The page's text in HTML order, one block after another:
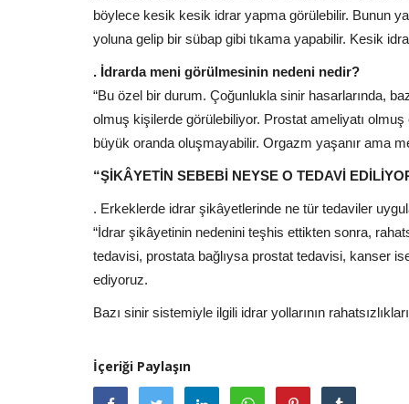
böylece kesik kesik idrar yapma görülebilir. Bunun
yoluna gelip bir sübap gibi tıkama yapabilir. Kesik
. İdrarda meni görülmesinin nedeni nedir?
“Bu özel bir durum. Çoğunlukla sinir hasarlarında,
olmuş kişilerde görülebiliyor. Prostat ameliyatı
büyük oranda oluşmayabilir. Orgazm yaşanır ama
“ŞİKÂYETİN SEBEBİ NEYSE O TEDAVİ
. Erkeklerde idrar şikâyetlerinde ne tür tedaviler
“İdrar şikâyetinin nedenini teşhis ettikten sonra,
tedavisi, prostata bağlıysa prostat tedavisi, kanser
ediyoruz.
Bazı sinir sistemiyle ilgili idrar yollarının
İçeriği Paylaşın